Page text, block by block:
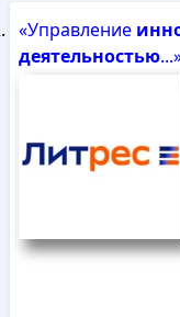
«Управление
деятельностью